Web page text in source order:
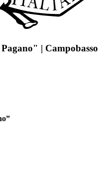
| Campobasso